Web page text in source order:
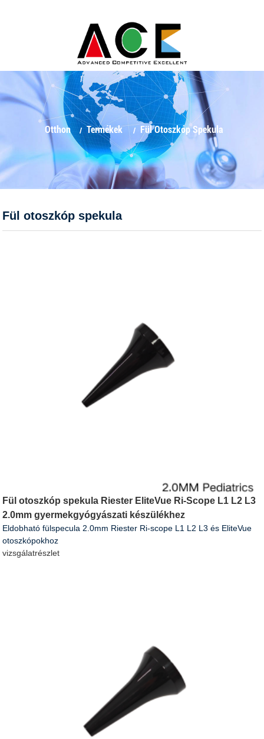
Otthon Termékek Fül Otoszkóp Spekula
Fül otoszkóp spekula
Fül otoszkóp spekula Riester EliteVue Ri-Scope L1 L2 L3
2.0mm gyermekgyógyászati ​​​​készülékhez
Eldobható fülspecula 2.0mm Riester Ri-scope L1 L2 L3 és EliteVue
otoszkópokhoz
vizsgálatrészlet